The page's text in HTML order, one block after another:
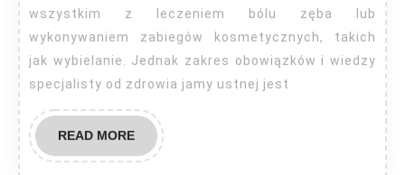
wszystkim z leczeniem bólu zęba lub
wykonywaniem zabiegów kosmetycznych, takich
jak wybielanie. Jednak zakres obowiązków i wiedzy
specjalisty od zdrowia jamy ustnej jest
READ MOREREAD
MORE